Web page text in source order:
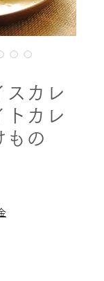
スカレ
カレ
もの